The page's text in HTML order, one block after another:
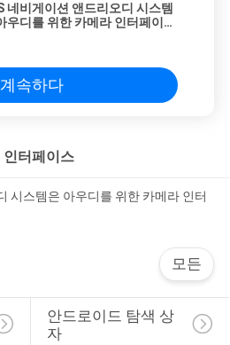
네비게이션 앤드리오디 시스템
우디를 위한 카메라 인터페이스
계속하다
터페이스
시스템은 아우디를 위한 카메라 인터
모든
안드로이드 탐색 상
자